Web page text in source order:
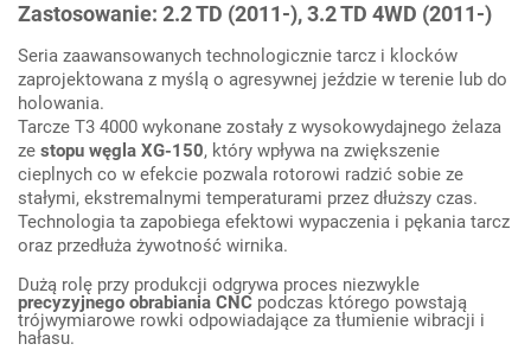
Zastosowanie: 2.2 TD (2011-), 3.2 TD 4WD (2011-)
Seria zaawansowanych technologicznie tarcz i klocków
zaprojektowana z myślą o agresywnej jeździe w terenie lub do
holowania.
Tarcze T3 4000 wykonane zostały z wysokowydajnego żelaza
ze stopu węgla XG-150, który wpływa na zwiększenie
cieplnych co w efekcie pozwala rotorowi radzić sobie ze
stałymi, ekstremalnymi temperaturami przez dłuższy czas.
Technologia ta zapobiega efektowi wypaczenia i pękania tarcz
oraz przedłuża żywotność wirnika.
Dużą rolę przy produkcji odgrywa proces niezwykle
precyzyjnego obrabiania CNC podczas którego powstają
trójwymiarowe rowki odpowiadające za tłumienie wibracji i
hałasu.